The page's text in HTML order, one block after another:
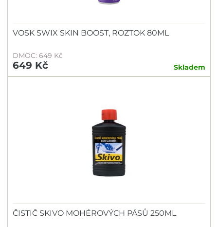
VOSK SWIX SKIN BOOST, ROZTOK 80ML
DMOC: 649 Kč
649 Kč Skladem
ČISTIČ SKIVO MOHÉROVÝCH PÁSŮ 250ML